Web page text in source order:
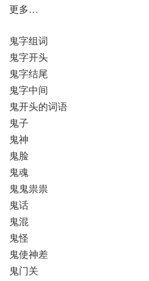
更多…
鬼字组词
鬼字开头
鬼字结尾
鬼字中间
鬼开头的词语
鬼子
鬼神
鬼脸
鬼魂
鬼鬼祟祟
鬼话
鬼混
鬼怪
鬼使神差
鬼门关